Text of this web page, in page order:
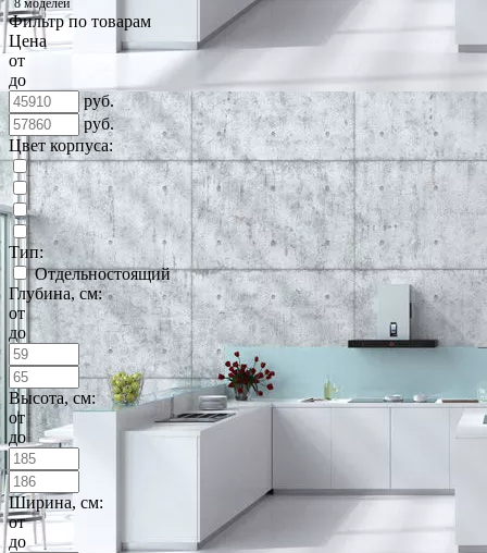
8 моделей
Фильтр по товарам
Цена
от
до
руб.
руб.
Цвет корпуса:
Тип:
Отдельностоящий
Глубина, см:
от
до
Высота, см:
от
до
Ширина, см:
от
до